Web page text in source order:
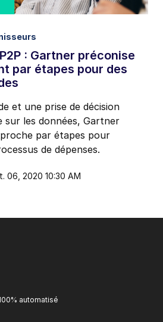
: Gartner préconise
par étapes pour des
et une prise de décision
sur les données, Gartner
par étapes pour
de dépenses.
06, 2020 10:30 AM
automatisé